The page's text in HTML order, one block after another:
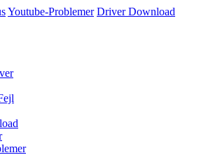
Youtube-Problemer Driver Download